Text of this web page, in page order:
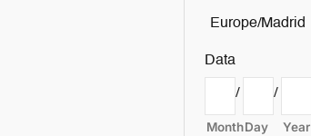
Europe/Madrid
Data
Month
/
Day
/
Year